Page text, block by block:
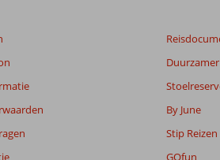
By June
Stip Reizen
GOfun